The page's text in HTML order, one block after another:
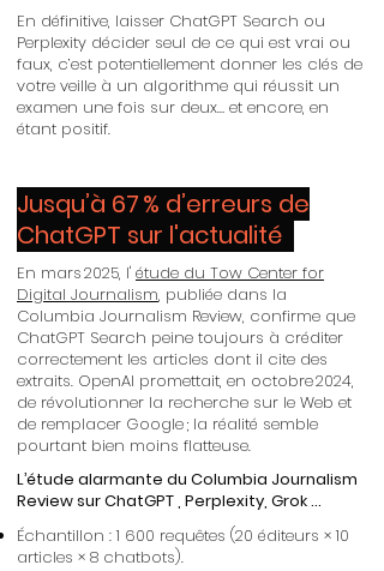
En définitive, laisser ChatGPT Search ou
Perplexity décider seul de ce qui est vrai ou
faux, c’est potentiellement donner les clés de
votre veille à un algorithme qui réussit un
examen une fois sur deux… et encore, en
étant positif.
Jusqu’à 67 % d’erreurs de
ChatGPT sur l'actualité
En mars 2025, l' étude du Tow Center for
Digital Journalism, publiée dans la
Columbia Journalism Review, confirme que
ChatGPT Search peine toujours à créditer
correctement les articles dont il cite des
extraits. OpenAI promettait, en octobre 2024,
de révolutionner la recherche sur le Web et
de remplacer Google ; la réalité semble
pourtant bien moins flatteuse.
L’étude alarmante du Columbia Journalism
Review sur ChatGPT , Perplexity, Grok ...
Échantillon : 1 600 requêtes (20 éditeurs × 10
articles × 8 chatbots).